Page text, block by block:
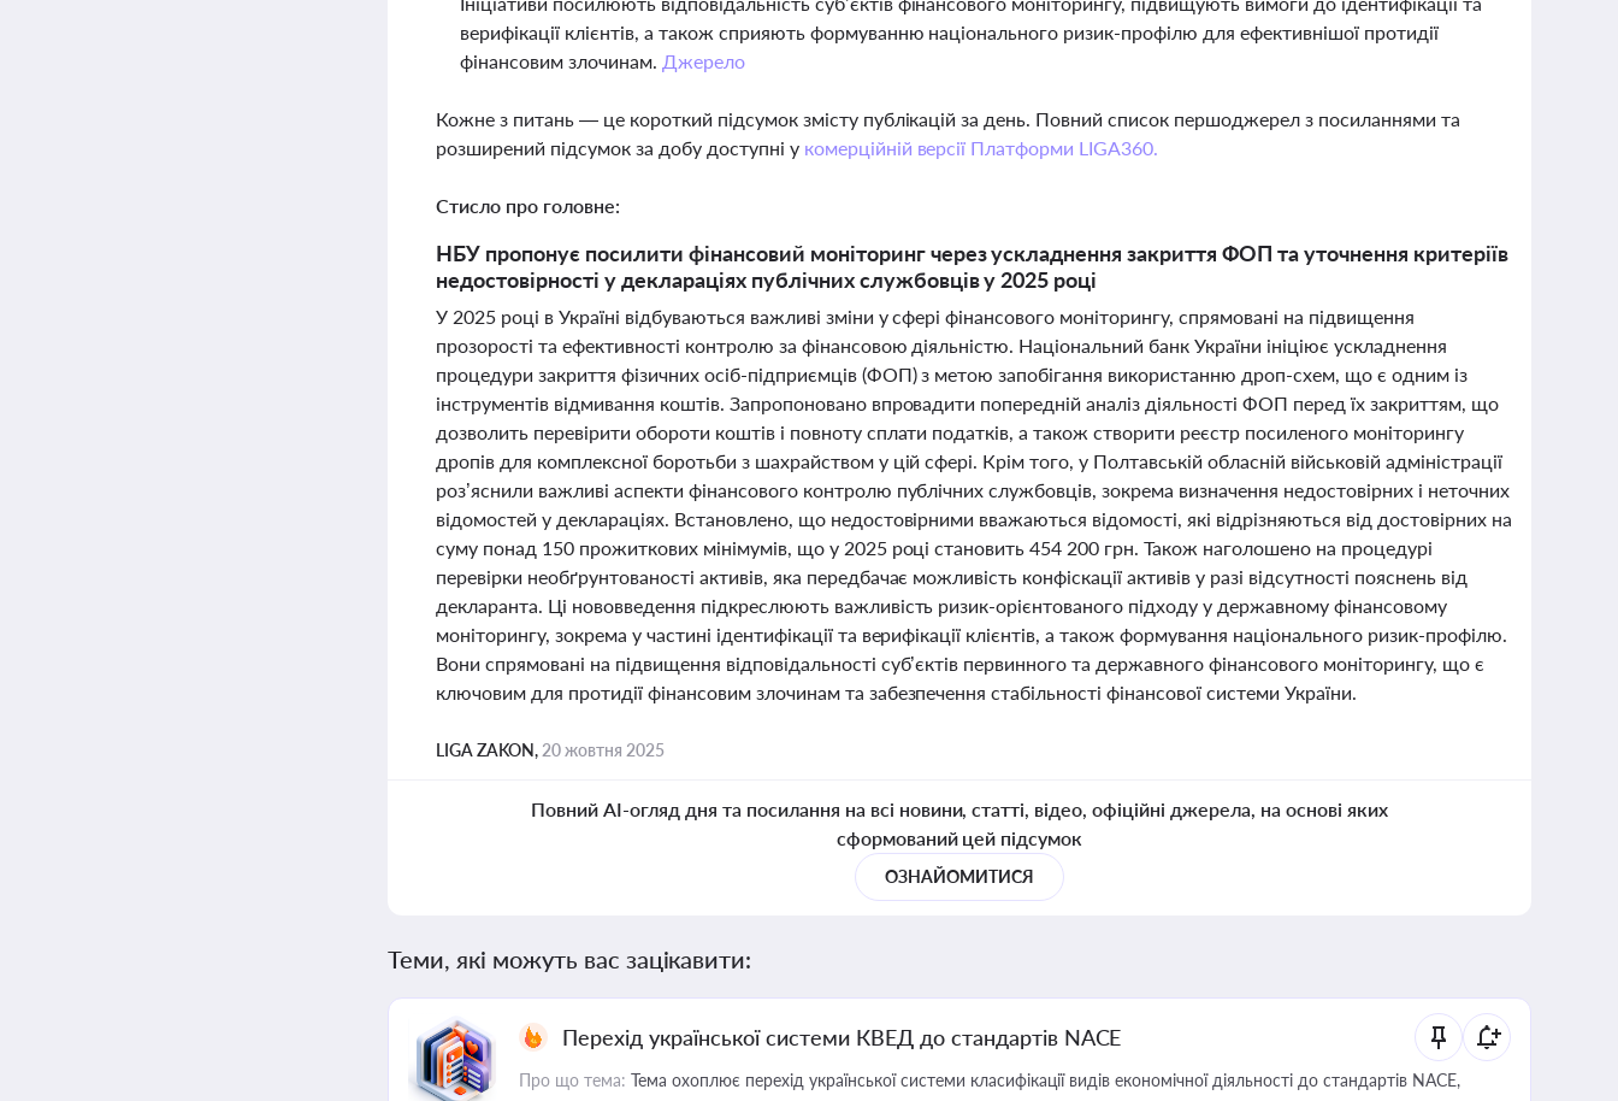
верифікації клієнтів, а також сприяють формуванню національного ризик-профілю для ефективнішої протидії
фінансовим злочинам. Джерело
Кожне з питань — це короткий підсумок змісту публікацій за день. Повний список першоджерел з посиланнями та
розширений підсумок за добу доступні у комерційній версії Платформи LIGA360.
Стисло про головне:
НБУ пропонує посилити фінансовий моніторинг через ускладнення закриття ФОП та уточнення критеріїв
недостовірності у деклараціях публічних службовців у 2025 році
У 2025 році в Україні відбуваються важливі зміни у сфері фінансового моніторингу, спрямовані на підвищення
прозорості та ефективності контролю за фінансовою діяльністю. Національний банк України ініціює ускладнення
процедури закриття фізичних осіб-підприємців (ФОП) з метою запобігання використанню дроп-схем, що є одним із
інструментів відмивання коштів. Запропоновано впровадити попередній аналіз діяльності ФОП перед їх закриттям, що
дозволить перевірити обороти коштів і повноту сплати податків, а також створити реєстр посиленого моніторингу
дропів для комплексної боротьби з шахрайством у цій сфері. Крім того, у Полтавській обласній військовій адміністрації
роз’яснили важливі аспекти фінансового контролю публічних службовців, зокрема визначення недостовірних і неточних
відомостей у деклараціях. Встановлено, що недостовірними вважаються відомості, які відрізняються від достовірних на
суму понад 150 прожиткових мінімумів, що у 2025 році становить 454 200 грн. Також наголошено на процедурі
перевірки необґрунтованості активів, яка передбачає можливість конфіскації активів у разі відсутності пояснень від
декларанта. Ці нововведення підкреслюють важливість ризик-орієнтованого підходу у державному фінансовому
моніторингу, зокрема у частині ідентифікації та верифікації клієнтів, а також формування національного ризик-профілю.
Вони спрямовані на підвищення відповідальності суб’єктів первинного та державного фінансового моніторингу, що є
ключовим для протидії фінансовим злочинам та забезпечення стабільності фінансової системи України.
LIGA ZAKON, 20 жовтня 2025
Повний AI-огляд дня та посилання на всі новини, статті, відео, офіційні джерела, на основі яких
сформований цей підсумок
ОЗНАЙОМИТИСЯ
Теми, які можуть вас зацікавити:
Перехід української системи КВЕД до стандартів NACE
Про що тема: Тема охоплює перехід української системи класифікації видів економічної діяльності до стандартів NACE,